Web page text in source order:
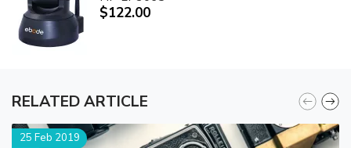
$122.00
RELATED ARTICLE
25 Feb 2019